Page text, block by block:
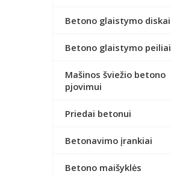
Betono glaistymo diskai
Betono glaistymo peiliai
Mašinos šviežio betono
pjovimui
Priedai betonui
Betonavimo įrankiai
Betono maišyklės